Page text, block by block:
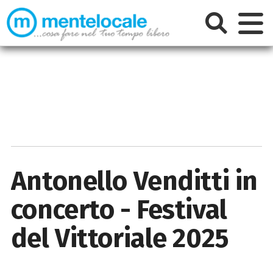
Antonello Venditti in
concerto - Festival
del Vittoriale 2025